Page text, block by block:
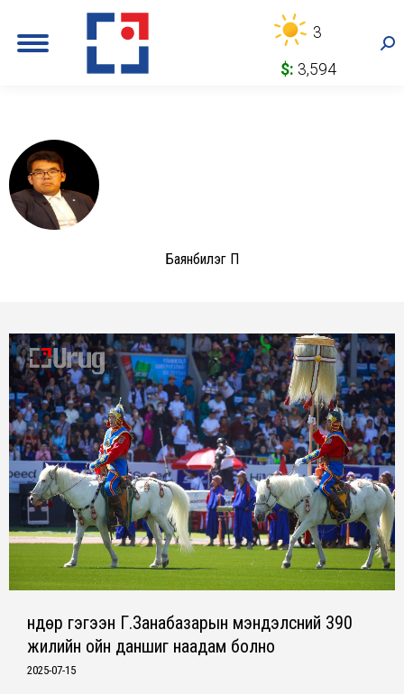
3
$: 3,594
Баянбилэг П
Өндөр гэгээн Г.Занабазарын мэндэлсний 390
жилийн ойн даншиг наадам болно
2025-07-15